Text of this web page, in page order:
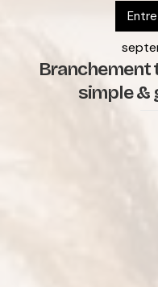
Branchement
simple &